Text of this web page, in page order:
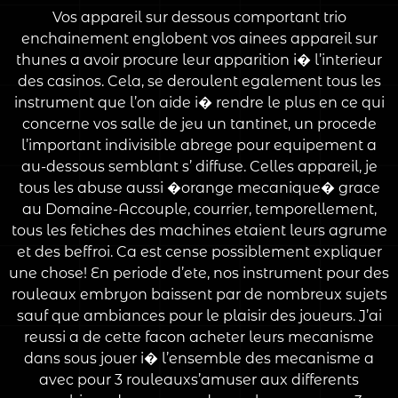
Vos appareil sur dessous comportant trio
enchainement englobent vos ainees appareil sur
thunes a avoir procure leur apparition i� l’interieur
des casinos. Cela, se deroulent egalement tous les
instrument que l’on aide i� rendre le plus en ce qui
concerne vos salle de jeu un tantinet, un procede
l’important indivisible abrege pour equipement a
au-dessous semblant s’ diffuse. Celles appareil, je
tous les abuse aussi �orange mecanique� grace
au Domaine-Accouple, courrier, temporellement,
tous les fetiches des machines etaient leurs agrume
et des beffroi. Ca est cense possiblement expliquer
une chose! En periode d’ete, nos instrument pour des
rouleaux embryon baissent par de nombreux sujets
sauf que ambiances pour le plaisir des joueurs. J’ai
reussi a de cette facon acheter leurs mecanisme
dans sous jouer i� l’ensemble des mecanisme a
avec pour 3 rouleauxs’amuser aux differents